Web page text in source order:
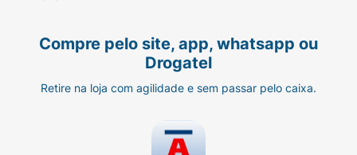
Compre pelo site, app, whatsapp ou
Drogatel
Retire na loja com agilidade e sem passar pelo caixa.